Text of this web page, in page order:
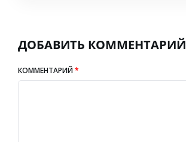
ДОБАВИТЬ КОММЕНТАРИЙ
КОММЕНТАРИЙ*